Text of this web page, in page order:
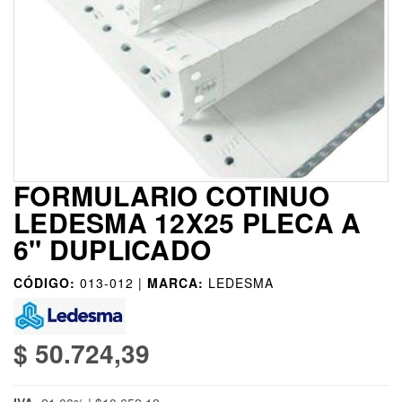
FORMULARIO COTINUO
LEDESMA 12X25 PLECA A
6" DUPLICADO
CÓDIGO: 013-012 | MARCA: LEDESMA
$ 50.724,39